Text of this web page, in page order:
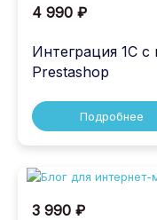
4 990 ₽
Интеграция 1C
Prestashop
Подробнее
3 990 ₽